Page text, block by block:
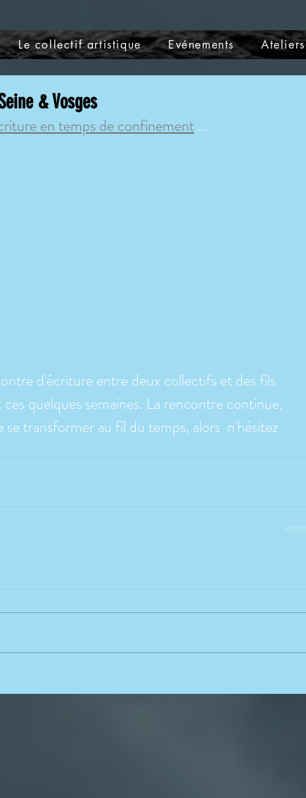
Le collectif artistique Evénements Ateliers
& Vosges
en temps de confinement ...
d'écriture entre deux collectifs et des fils
quelques semaines. La rencontre continue,
se transformer au fil du temps, alors  n'hésitez